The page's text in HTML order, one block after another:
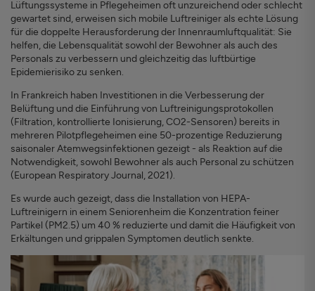
Lüftungssysteme in Pflegeheimen oft unzureichend oder schlecht
gewartet sind, erweisen sich mobile Luftreiniger als echte Lösung
für die doppelte Herausforderung der Innenraumluftqualität: Sie
helfen, die Lebensqualität sowohl der Bewohner als auch des
Personals zu verbessern und gleichzeitig das luftbürtige
Epidemierisiko zu senken.
In Frankreich haben Investitionen in die Verbesserung der
Belüftung und die Einführung von Luftreinigungsprotokollen
(Filtration, kontrollierte Ionisierung, CO2-Sensoren) bereits in
mehreren Pilotpflegeheimen eine 50-prozentige Reduzierung
saisonaler Atemwegsinfektionen gezeigt - als Reaktion auf die
Notwendigkeit, sowohl Bewohner als auch Personal zu schützen
(European Respiratory Journal, 2021).
Es wurde auch gezeigt, dass die Installation von HEPA-
Luftreinigern in einem Seniorenheim die Konzentration feiner
Partikel (PM2.5) um 40 % reduzierte und damit die Häufigkeit von
Erkältungen und grippalen Symptomen deutlich senkte.